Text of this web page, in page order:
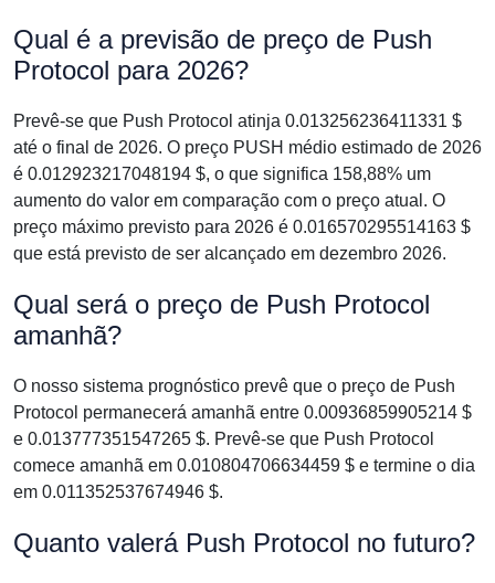
Qual é a previsão de preço de Push
Protocol para 2026?
Prevê-se que Push Protocol atinja 0.013256236411331 $
até o final de 2026. O preço PUSH médio estimado de 2026
é 0.012923217048194 $, o que significa 158,88% um
aumento do valor em comparação com o preço atual. O
preço máximo previsto para 2026 é 0.016570295514163 $
que está previsto de ser alcançado em dezembro 2026.
Qual será o preço de Push Protocol
amanhã?
O nosso sistema prognóstico prevê que o preço de Push
Protocol permanecerá amanhã entre 0.00936859905214 $
e 0.013777351547265 $. Prevê-se que Push Protocol
comece amanhã em 0.010804706634459 $ e termine o dia
em 0.011352537674946 $.
Quanto valerá Push Protocol no futuro?